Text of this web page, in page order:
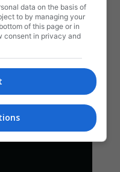
data on the basis of
to by managing your
of this page or in
consent in privacy and